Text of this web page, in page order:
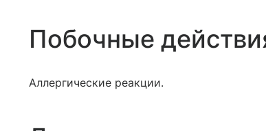
Побочные
Аллергические реакции.